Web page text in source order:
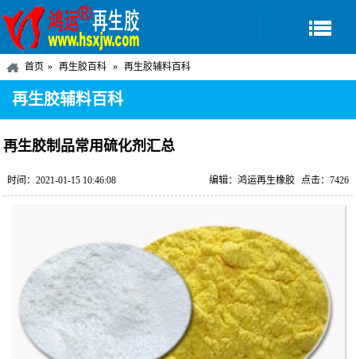
首页 再生胶百科 再生胶辅料百科
再生胶辅料百科
再生胶制品常用硫化剂汇总
时间：2021-01-15 10:46:08 点击：7426
编辑：鸿运再生橡胶